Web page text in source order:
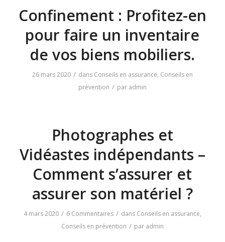
Confinement : Profitez-en
pour faire un inventaire
de vos biens mobiliers.
26 mars 2020 / dans Conseils en assurance, Conseils en
prévention / par admin
Photographes et
Vidéastes indépendants –
Comment s’assurer et
assurer son matériel ?
4 mars 2020 / 6 Commentaires / dans Conseils en assurance,
Conseils en prévention / par admin